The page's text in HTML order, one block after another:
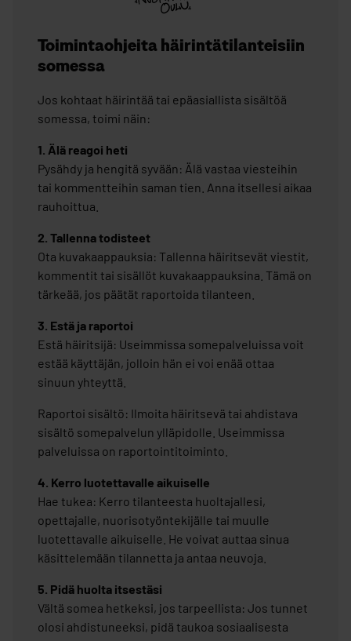
Toimintaohjeita häirintätilanteisiin
somessa
Jos kohtaat häirintää tai epäasiallista sisältöä
somessa, toimi näin:
1. Älä reagoi heti​
Pysähdy ja hengitä syvään: Älä vastaa viesteihin
tai kommentteihin saman tien. Anna itsellesi aikaa
rauhoittua.​
2. Tallenna todisteet​
Ota kuvakaappauksia: Tallenna häiritsevät viestit,
kommentit tai sisällöt kuvakaappauksina. Tämä on
tärkeää, jos päätät raportoida tilanteen.​
3. Estä ja raportoi​
Estä häiritsijä: Useimmissa somepalveluissa voit
estää käyttäjän, jolloin hän ei voi enää ottaa
sinuun yhteyttä.​
Raportoi sisältö: Ilmoita häiritsevä tai ahdistava
sisältö somepalvelun ylläpidolle. Useimmissa
palveluissa on raportointitoiminto.​
4. Kerro luotettavalle aikuiselle
Hae tukea: Kerro tilanteesta huoltajallesi,
opettajalle, nuorisotyöntekijälle tai muulle
luotettavalle aikuiselle. He voivat auttaa sinua
käsittelemään tilannetta ja antaa neuvoja.​
5. Pidä huolta itsestäsi​
Vältä somea hetkeksi, jos tarpeellista: Jos tunnet
olosi ahdistuneeksi, pidä taukoa sosiaalisesta